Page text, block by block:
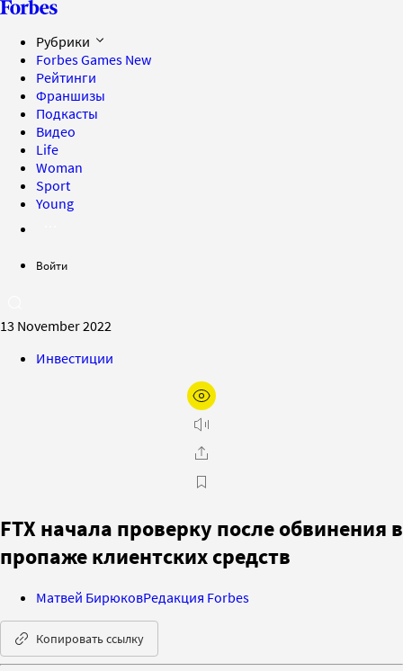
Рубрики
Forbes Games New
Рейтинги
Франшизы
Подкасты
Видео
Life
Woman
Sport
Young
Войти
13 November 2022
Инвестиции
FTX начала проверку после обвинения в
пропаже клиентских средств
Матвей БирюковРедакция Forbes
Копировать ссылку